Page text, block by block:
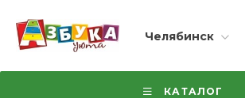
Челябинск
КАТАЛОГ